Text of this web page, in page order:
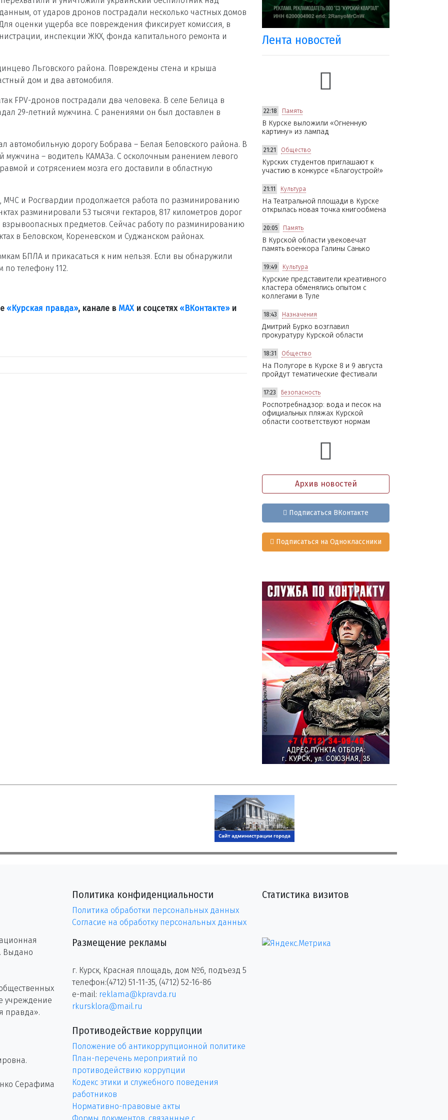
от ударов дронов пострадали несколько частных домов
оценки ущерба все повреждения фиксирует комиссия, в
инспекции ЖКХ, фонда капитального ремонта и
Льговского района. Повреждены стена и крыша
дом и два автомобиля.
FPV-дронов пострадали два человека. В селе Белица в
29-летний мужчина. С ранениями он был доставлен в
автомобильную дорогу Бобрава – Белая Беловского района. В
мужчина – водитель КАМАЗа. С осколочным ранением левого
и сотрясением мозга его доставили в областную
и Росгвардии продолжается работа по разминированию
разминировали 53 тысячи гектаров, 817 километров дорог
взрывоопасных предметов. Сейчас работу по разминированию
в Беловском, Кореневском и Суджанском районах.
БПЛА и прикасаться к ним нельзя. Если вы обнаружили
по телефону 112.
«Курская правда», канале в МАХ и соцсетях «ВКонтакте»и
Лента новостей
22:18 Память
В Курске выложили «Огненную
картину» из лампад
21:21 Общество
Курских студентов приглашают к
участию в конкурсе «Благоустрой!»
21:11 Культура
На Театральной площади в Курске
открылась новая точка книгообмена
20:05 Память
В Курской области увековечат
память военкора Галины Санько
19:49 Культура
Курские представители креативного
кластера обменялись опытом с
коллегами в Туле
18:43 Назначения
Дмитрий Бурко возглавил
прокуратуру Курской области
18:31 Общество
На Полугоре в Курске 8 и 9 августа
пройдут тематические фестивали
17:23 Безопасность
Роспотребнадзор: вода и песок на
официальных пляжах Курской
области соответствуют нормам
Архив новостей
Подписаться ВКонтакте
Подписаться на Одноклассники
Выдано
учреждение
правда».
Серафима
Политика конфиденциальности
Политика обработки персональных данных
Согласие на обработку персональных данных
Размещение рекламы
г. Курск, Красная площадь, дом №6, подъезд 5
телефон:(4712) 51-11-35, (4712) 52-16-86
e-mail: reklama@kpravda.ru
rkursklora@mail.ru
Противодействие коррупции
Положение об антикоррупционной политике
План-перечень мероприятий по
противодействию коррупции
Кодекс этики и служебного поведения
работников
Нормативно-правовые акты
Статистика визитов